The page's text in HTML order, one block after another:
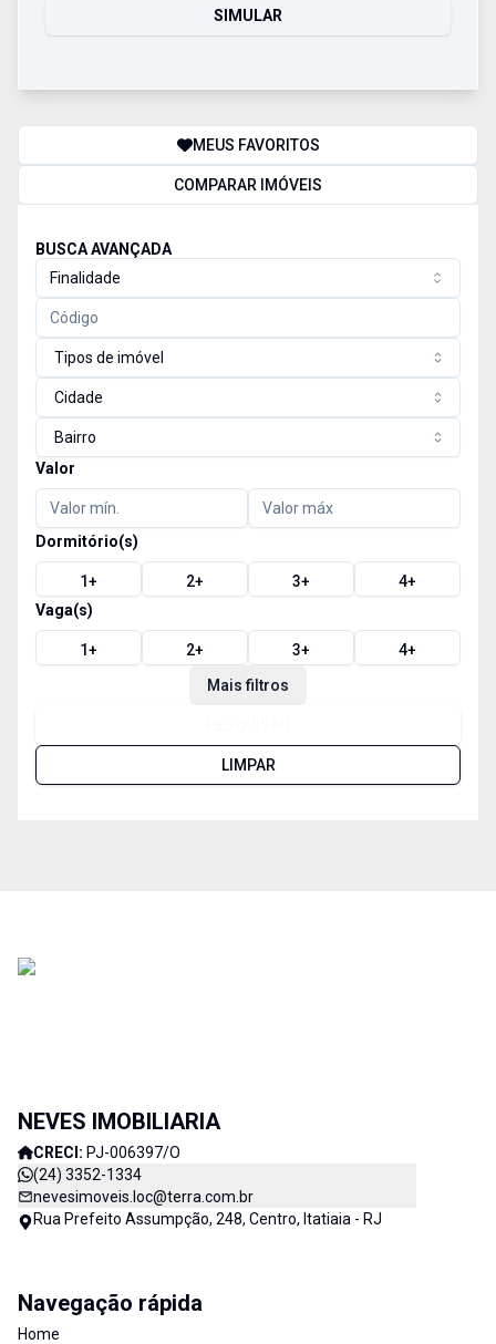
SIMULAR
MEUS FAVORITOS
COMPARAR IMÓVEIS
BUSCA AVANÇADA
Finalidade
Tipos de imóvel
Cidade
Bairro
Valor
Dormitório(s)
1+ 2+ 3+ 4+
Vaga(s)
1+ 2+ 3+ 4+
Mais filtros
LIMPAR
NEVES IMOBILIARIA
CRECI: PJ-006397/O
(24) 3352-1334
nevesimoveis.loc@terra.com.br
Rua Prefeito Assumpção, 248, Centro, Itatiaia - RJ
Navegação rápida
Home